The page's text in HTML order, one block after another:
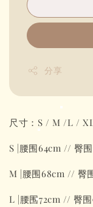
分享
尺寸：S / M /L /
S |腰围64cm // 臀
M |腰围68cm // 臀
L |腰围72cm // 臀